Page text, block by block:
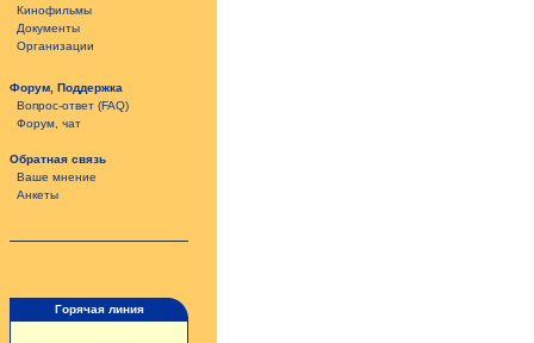
Кинофильмы
Документы
Организации
Форум, Поддержка
Вопрос-ответ (FAQ)
Форум, чат
Обратная связь
Ваше мнение
Анкеты
Горячая линия